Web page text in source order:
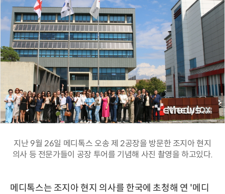
지난 9월 26일 메디톡스 오송 제 2공장을 방문한 조지아 현지
의사 등 전문가들이 공장 투어를 기념해 사진 촬영을 하고있다.
메디톡스는 조지아 현지 의사를 한국에 초청해 연 '메디